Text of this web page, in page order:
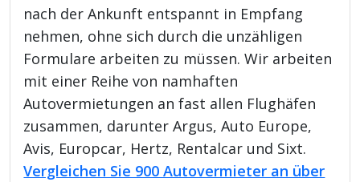
nach der Ankunft entspannt in Empfang
nehmen, ohne sich durch die unzähligen
Formulare arbeiten zu müssen. Wir arbeiten
mit einer Reihe von namhaften
Autovermietungen an fast allen Flughäfen
zusammen, darunter Argus, Auto Europe,
Avis, Europcar, Hertz, Rentalcar und Sixt.
Vergleichen Sie 900 Autovermieter an über